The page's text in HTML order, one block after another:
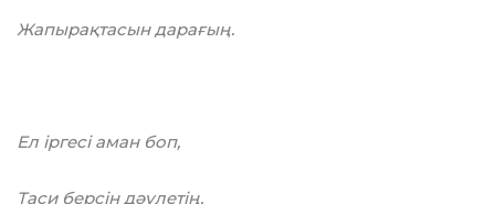
Жапырақтасын дарағың.
Ел ipгeci аман боп,
Таси берсін дәулетің.